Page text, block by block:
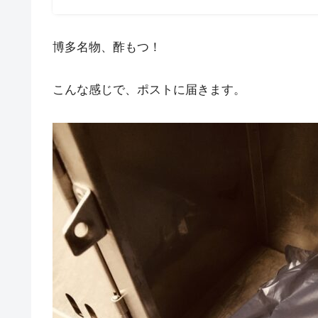
博多名物、酢もつ！
こんな感じで、ポストに届きます。